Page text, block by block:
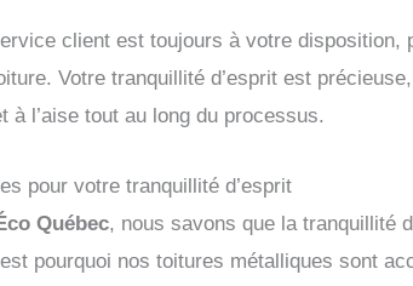
client est toujours à votre
Votre tranquillité d’esprit est
à l’aise tout au long du processus.
pour votre tranquillité d’esprit
Québec, nous savons que la tranquillité
pourquoi nos toitures métalliques sont